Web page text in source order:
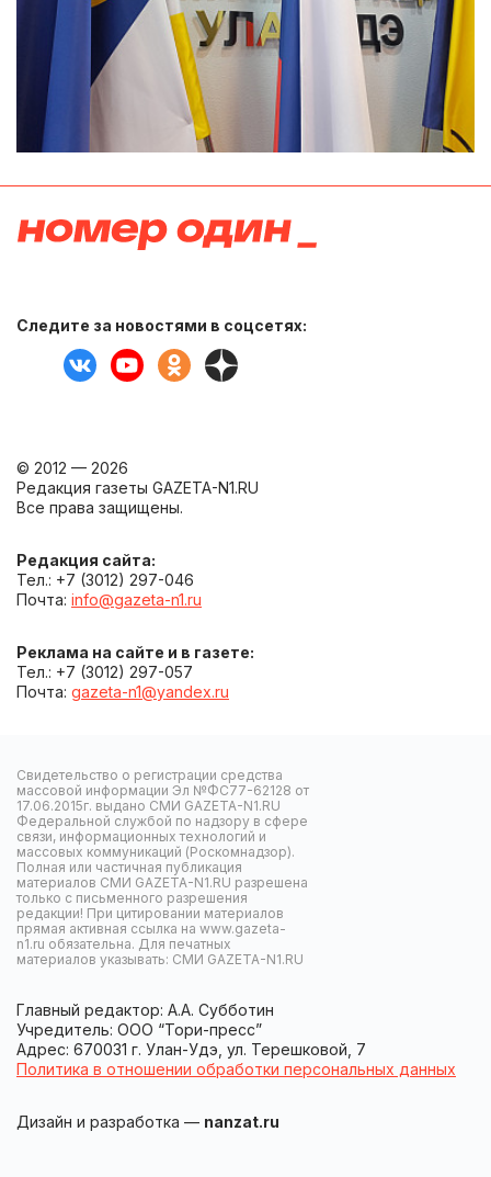
Следите за новостями в соцсетях:
© 2012 — 2026
Редакция газеты GAZETA-N1.RU
Все права защищены.
Редакция сайта:
Тел.: +7 (3012) 297-046
Почта: info@gazeta-n1.ru
Реклама на сайте и в газете:
Тел.: +7 (3012) 297-057
Почта: gazeta-n1@yandex.ru
Свидетельство о регистрации средства
массовой информации Эл №ФС77-62128 от
17.06.2015г. выдано СМИ GAZETA-N1.RU
Федеральной службой по надзору в сфере
связи, информационных технологий и
массовых коммуникаций (Роскомнадзор).
Полная или частичная публикация
материалов СМИ GAZETA-N1.RU разрешена
только с письменного разрешения
редакции! При цитировании материалов
прямая активная ссылка на www.gazeta-
n1.ru обязательна. Для печатных
материалов указывать: СМИ GAZETA-N1.RU
Главный редактор: А.А. Субботин
Учредитель: ООО “Тори-пресс”
Адрес: 670031 г. Улан-Удэ, ул. Терешковой, 7
Политика в отношении обработки персональных данных
Дизайн и разработка — nanzat.ru